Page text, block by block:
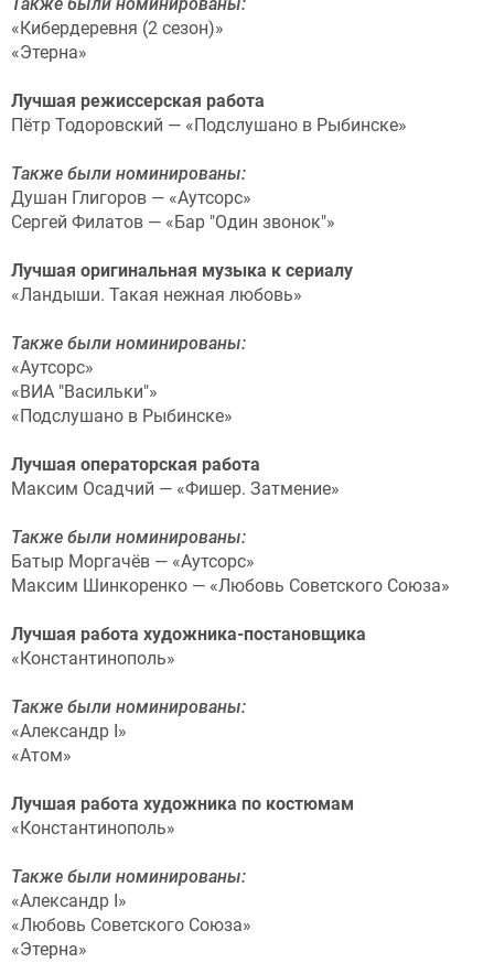
«Кибердеревня (2 сезон)»
«Этерна»
Лучшая режиссерская работа
Пётр Тодоровский — «Подслушано в Рыбинске»
Также были номинированы:
Душан Глигоров — «Аутсорс»
Сергей Филатов — «Бар "Один звонок"»
Лучшая оригинальная музыка к сериалу
«Ландыши. Такая нежная любовь»
Также были номинированы:
«Аутсорс»
«ВИА "Васильки"»
«Подслушано в Рыбинске»
Лучшая операторская работа
Максим Осадчий — «Фишер. Затмение»
Также были номинированы:
Батыр Моргачёв — «Аутсорс»
Максим Шинкоренко — «Любовь Советского Союза»
Лучшая работа художника-постановщика
«Константинополь»
Также были номинированы:
«Александр I»
«Атом»
Лучшая работа художника по костюмам
«Константинополь»
Также были номинированы:
«Александр I»
«Любовь Советского Союза»
«Этерна»